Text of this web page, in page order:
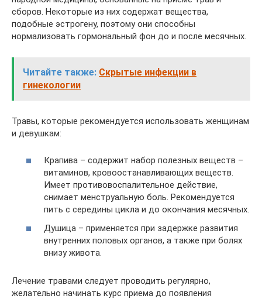
сборов. Некоторые из них содержат вещества,
подобные эстрогену, поэтому они способны
нормализовать гормональный фон до и после месячных.
Читайте также: Скрытые инфекции в
гинекологии
Травы, которые рекомендуется использовать женщинам
и девушкам:
Крапива – содержит набор полезных веществ –
витаминов, кровоостанавливающих веществ.
Имеет противовоспалительное действие,
снимает менструальную боль. Рекомендуется
пить с середины цикла и до окончания месячных.
Душица – применяется при задержке развития
внутренних половых органов, а также при болях
внизу живота.
Лечение травами следует проводить регулярно,
желательно начинать курс приема до появления